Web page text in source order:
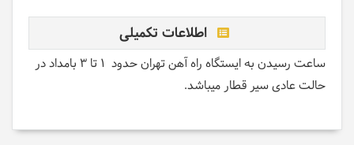
اطلاعات تکمیلی
ساعت رسیدن به ایستگاه راه آهن تهران حدود 1 تا 3 بامداد در
حالت عادی سیر قطار میباشد.